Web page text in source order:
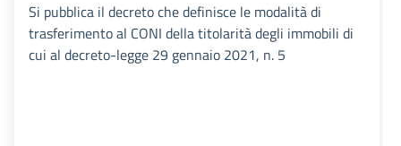
Si pubblica il decreto che definisce le modalità di
trasferimento al CONI della titolarità degli immobili di
cui al decreto-legge 29 gennaio 2021, n. 5